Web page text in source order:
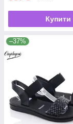
Купити
–37%